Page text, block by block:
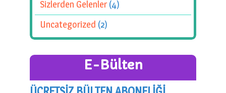
Sizlerden Gelenler(4)
Uncategorized (2)
E-Bülten